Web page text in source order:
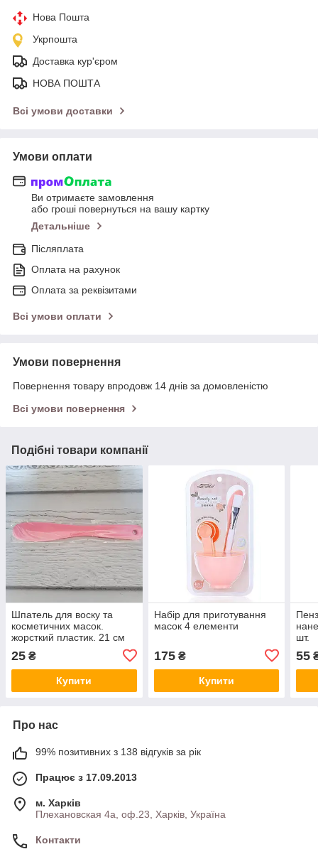
Нова Пошта
Укрпошта
Доставка кур'єром
НОВА ПОШТА
Всі умови доставки
Умови оплати
Ви отримаєте замовлення
або гроші повернуться на вашу картку
Детальніше
Післяплата
Оплата на рахунок
Оплата за реквізитами
Всі умови оплати
Умови повернення
Повернення товару впродовж 14 днів за домовленістю
Всі умови повернення
Подібні товари компанії
Шпатель для воску та
косметичних масок.
жорсткий пластик. 21 см
25 ₴
Купити
Набір для приготування
масок 4 елементи
175₴
Купити
шт.
55
Про нас
99% позитивних з 138 відгуків за рік
Працює з 17.09.2013
м. Харків
Плехановская 4а, оф.23, Харків, Україна
Контакти